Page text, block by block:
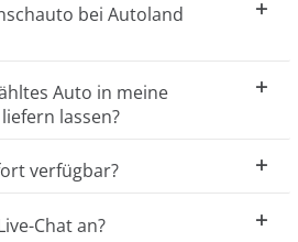
bei Autoland
Auto in meine
lassen?
verfügbar?
Chat an?